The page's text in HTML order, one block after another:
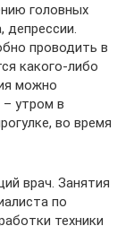
головных
депрессии.
проводить в
какого-либо
можно
утром в
во время
врач. Занятия
по
техники